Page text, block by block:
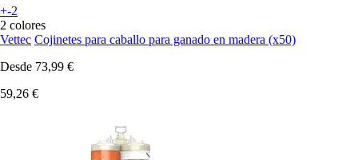
+-2
2 colores
Vettec Cojinetes para caballo para ganado en madera (x50)
Desde 73,99 €
59,26 €